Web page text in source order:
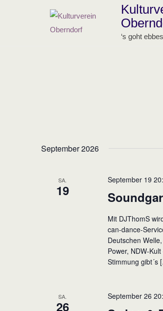
‘s goht
September 2026
SA.
19
September 19
Mit DJThomS
can-dance-
Deutschen
Power, NDW-
Stimmung gibt´s
SA.
26
September 26